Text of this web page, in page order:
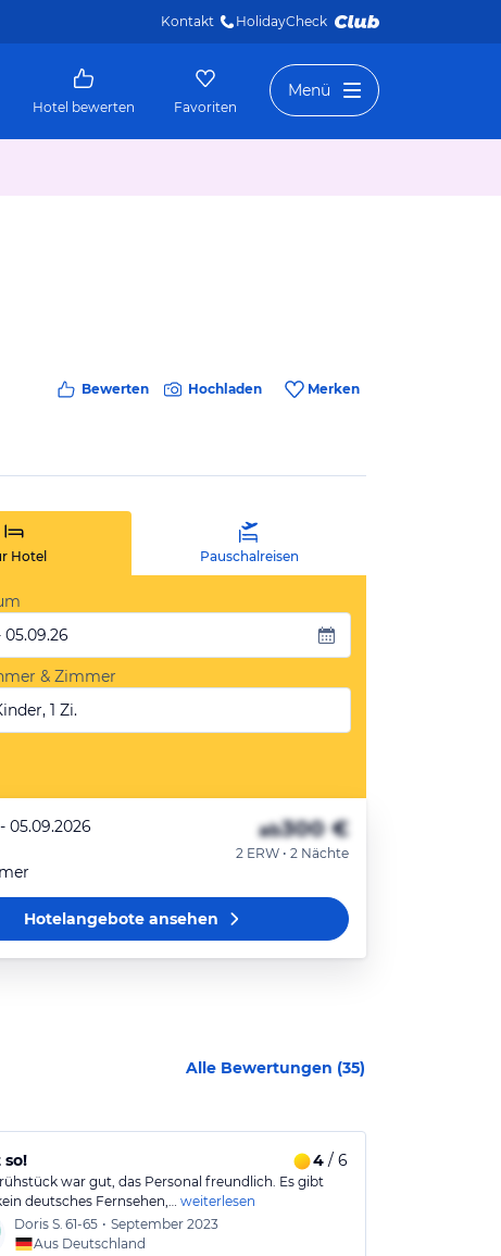
Kontakt HolidayCheck
Hotel bewerten Favoriten
Menü
Bewerten Hochladen Merken
Hotel Pauschalreisen
05.09.26
& Zimmer
1 Zi.
05.09.2026
ab300 €
2 ERW • 2 Nächte
Hotelangeboteansehen
Alle Bewertungen (35)
so! 4/ 6
war gut, das Personal freundlich. Es gibt
deutsches Fernsehen,… weiterlesen
Doris S. 61-65 • September 2023
Aus Deutschland